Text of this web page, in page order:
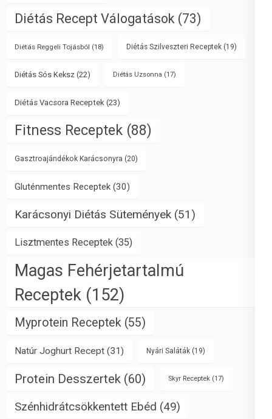
Diétás Recept Válogatások (73)
Diétás Reggeli Tojásból (18) Diétás Szilveszteri Receptek (19)
Diétás Sós Keksz (22) Diétás Uzsonna (17)
Diétás Vacsora Receptek (23)
Fitness Receptek (88)
Gasztroajándékok Karácsonyra (20)
Gluténmentes Receptek (30)
Karácsonyi Diétás Sütemények (51)
Lisztmentes Receptek (35)
Magas Fehérjetartalmú
Receptek (152)
Myprotein Receptek (55)
Natúr Joghurt Recept (31) Nyári Saláták (19)
Protein Desszertek (60) Skyr Receptek (17)
Szénhidrátcsökkentett Ebéd (49)